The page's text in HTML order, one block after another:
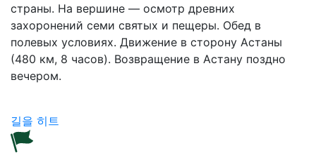
страны. На вершине — осмотр древних
захоронений семи святых и пещеры. Обед в
полевых условиях. Движение в сторону Астаны
(480 км, 8 часов). Возвращение в Астану поздно
вечером.
길을 히트